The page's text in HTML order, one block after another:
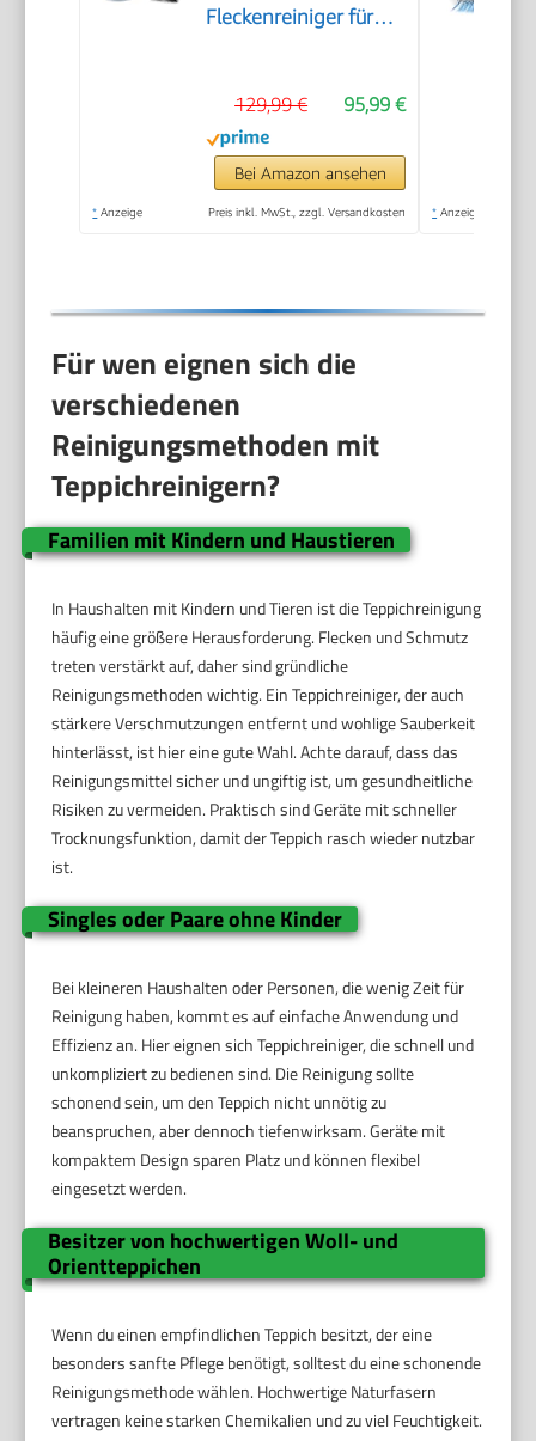
Fleckenreiniger für
Autos | Nass-Trocken-
Sauger Starke
Saugkraft Wasser
Waschen
95,99 €
129,99 €
Bei Amazon ansehen
* Anzeige Preis inkl. MwSt., zzgl. Versandkosten * Anzeige
Für wen eignen sich die
verschiedenen
Reinigungsmethoden mit
Teppichreinigern?
Familien mit Kindern und Haustieren
In Haushalten mit Kindern und Tieren ist die Teppichreinigung
häufig eine größere Herausforderung. Flecken und Schmutz
treten verstärkt auf, daher sind gründliche
Reinigungsmethoden wichtig. Ein Teppichreiniger, der auch
stärkere Verschmutzungen entfernt und wohlige Sauberkeit
hinterlässt, ist hier eine gute Wahl. Achte darauf, dass das
Reinigungsmittel sicher und ungiftig ist, um gesundheitliche
Risiken zu vermeiden. Praktisch sind Geräte mit schneller
Trocknungsfunktion, damit der Teppich rasch wieder nutzbar
ist.
Singles oder Paare ohne Kinder
Bei kleineren Haushalten oder Personen, die wenig Zeit für
Reinigung haben, kommt es auf einfache Anwendung und
Effizienz an. Hier eignen sich Teppichreiniger, die schnell und
unkompliziert zu bedienen sind. Die Reinigung sollte
schonend sein, um den Teppich nicht unnötig zu
beanspruchen, aber dennoch tiefenwirksam. Geräte mit
kompaktem Design sparen Platz und können flexibel
eingesetzt werden.
Besitzer von hochwertigen Woll- und
Orientteppichen
Wenn du einen empfindlichen Teppich besitzt, der eine
besonders sanfte Pflege benötigt, solltest du eine schonende
Reinigungsmethode wählen. Hochwertige Naturfasern
vertragen keine starken Chemikalien und zu viel Feuchtigkeit.